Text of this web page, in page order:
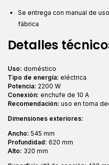
Se entrega con manual de
fábrica
Detalles
Uso: doméstico
Tipo de energía: eléctrica
Potencia: 2200 W
Conexión: enchufe de 10 A
Recomendación: uso en toma
Dimensiones exteriores:
Ancho: 545 mm
Profundidad: 620 mm
Alto: 320 mm